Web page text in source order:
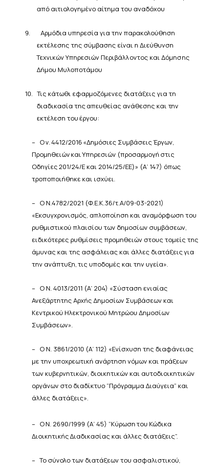
από αιτιολογημένο αίτημα του αναδόχου
9.
Αρμόδια υπηρεσία για την παρακολούθηση
εκτέλεσης της σύμβασης είναι η Διεύθυνση
ΤεχνικώνΥπηρεσιώνΠεριβάλλοντος και Δόμησης
Δήμου Μυλοποτάμου
10. Τις κάτωθι εφαρμοζόμενες διατάξεις για τη
διαδικασία της απευθείας ανάθεσης και την
εκτέλεση του έργου:
– Ον.4412/2016 «Δημόσιες ΣυμβάσειςΈργων,
ΠρομηθειώνκαιΥπηρεσιών (προσαρμογή στις
Οδηγίες 201/24/Εκαι 2014/25/ΕΕ)» (Α’ 147) όπως
τροποποιήθηκε και ισχύει.
– Ο Ν.4782/2021 (Φ.Ε.Κ.36/τ.Α/09-03-2021)
«Εκσυγχρονισμός, απλοποίηση και αναμόρφωση του
ρυθμιστικού πλαισίου των δημοσίων συμβάσεων,
ειδικότερες ρυθμίσεις προμηθειών στους τομείς της
άμυνας και της ασφάλειας και άλλες διατάξειςγια
την ανάπτυξη,τις υποδομές και τηνυγεία».
– ΟΝ. 4013/2011 (Α’ 204) «Σύσταση ενιαίας
Ανεξάρτητης Αρχής Δημοσίων Συμβάσεωνκαι
Κεντρικού Ηλεκτρονικού Μητρώου Δημοσίων
Συμβάσεων».
– Ο Ν. 3861/2010 (Α’ 112) «Ενίσχυση της διαφάνειας
με την υποχρεωτική ανάρτηση νόμων και πράξεων
τωνκυβερνητικών, διοικητικών και αυτοδιοικητικών
οργάνων στο διαδίκτυο “Πρόγραμμα Διαύγεια” και
άλλες διατάξεις».
– ΟΝ. 2690/1999 (Α’ 45) “Κύρωσητου Κώδικα
ΔιοικητικήςΔιαδικασίας και άλλες διατάξεις”.
– Το σύνολο των διατάξεων του ασφαλιστικού,